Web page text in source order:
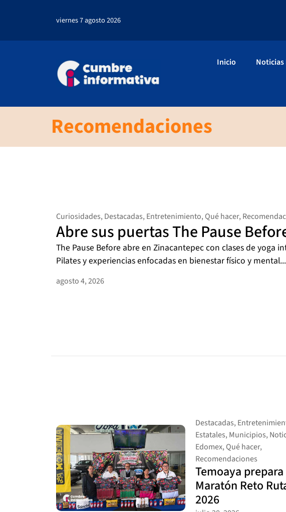
viernes 7 agosto 2026
Inicio Noticias
Recomendaciones
Curiosidades, Destacadas, Entretenimiento, Qué hacer,
Abre sus puertas The Pause
The Pause Before abre en Zinacantepec con clases de yoga
Pilates y experiencias enfocadas en bienestar físico y
agosto 4, 2026
Destacadas,
Estatales, Municipios,
Edomex, Qué hacer,
Recomendaciones
Temoaya
Maratón Reto
2026